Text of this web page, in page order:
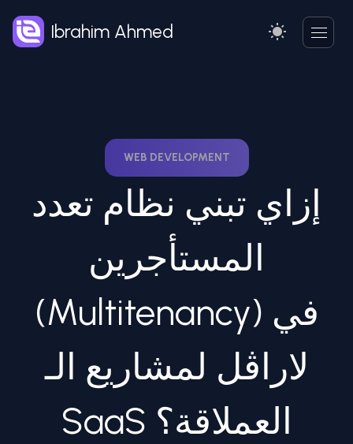
Ibrahim Ahmed
WEB DEVELOPMENT
إزاي تبني نظام تعدد
المستأجرين
(Multitenancy) في
لاراڤل لمشاريع الـ
SaaS العملاقة؟